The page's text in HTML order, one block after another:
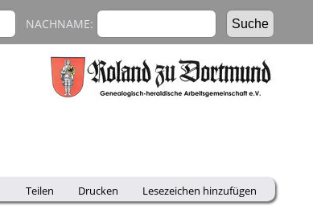
NACHNAME:
Teilen Drucken Lesezeichen hinzufügen